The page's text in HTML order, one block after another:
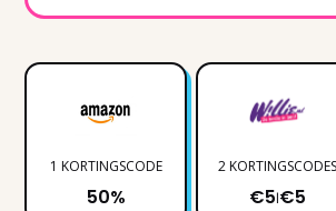
1 KORTINGSCODE
50%
2 KORTINGSCODES
€5|€5